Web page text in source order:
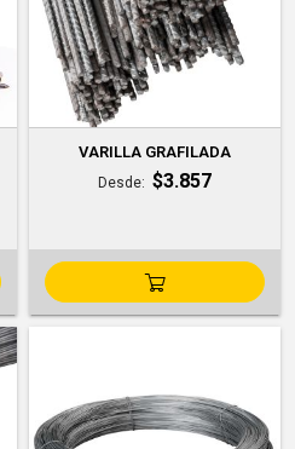
VARILLA GRAFILADA
Desde $3.857